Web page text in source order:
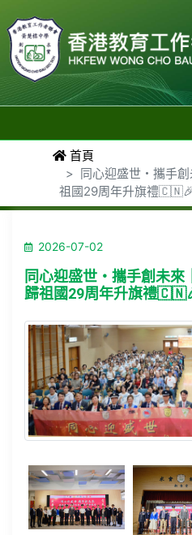
首頁
同心迎盛世・攜手
祖國29周年升旗禮
2026-07-02
同心迎盛世・攜手創未來
歸祖國29周年升旗禮